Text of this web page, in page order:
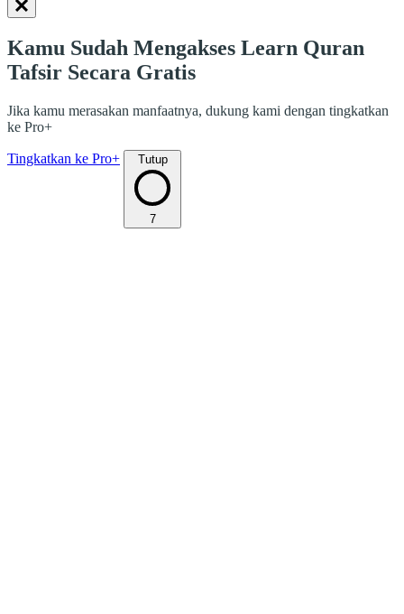
Kamu Sudah Mengakses Learn Quran
Tafsir Secara Gratis
Jika kamu merasakan manfaatnya, dukung kami dengan tingkatkan
ke Pro+
Tingkatkan ke Pro+ Tutup
7